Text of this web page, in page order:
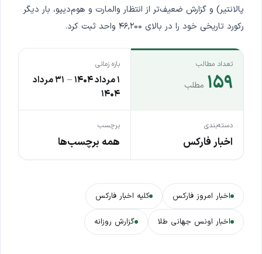
پالانتیر) و گزارش ضعیف‌تر از انتظار والمارت و هوم‌دیپو، بار دیگر
رکورد تاریخی خود را در بالای ۴۶,۲۰۰ واحد ثبت کرد.
تعداد مطالب
۱۵۹ مطلب
بازه زمانی
۱ مرداد ۱۴۰۴ –
۳۱ مرداد
۱۴۰۴
دسته‌بندی
اخبار فارکس
برچسب
همه برچسب‌ها
اخبار امروز فارکس کلیه اخبار فارکس
اخبار اونس جهانی طلا گزارش روزانه